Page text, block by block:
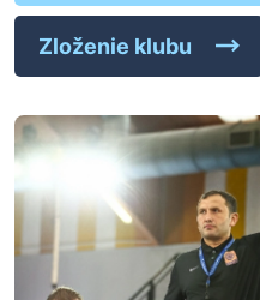
Zloženie klubu